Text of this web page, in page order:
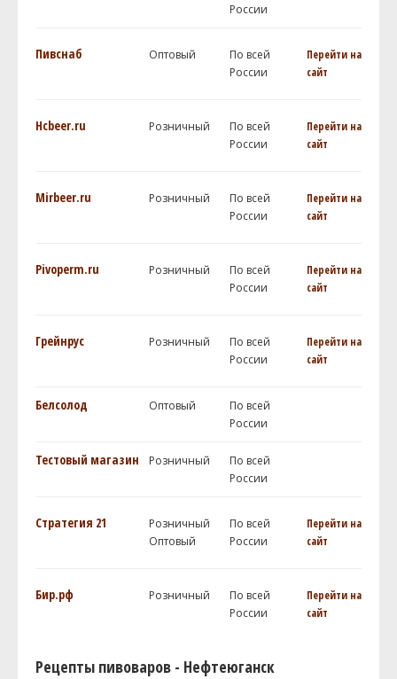
России
Пивснаб Оптовый
По всей
России
Перейти на
сайт
Hcbeer.ru Розничный
По всей
России
Перейти на
сайт
Mirbeer.ru Розничный
По всей
России
Перейти на
сайт
Pivoperm.ru Розничный
По всей
России
Перейти на
сайт
Грейнрус Розничный
По всей
России
Перейти на
сайт
Белсолод Оптовый
По всей
России
Тестовый магазин Розничный
По всей
России
Стратегия 21
Розничный
Оптовый
По всей
России
Перейти на
сайт
Бир.рф Розничный
По всей
России
Перейти на
сайт
Рецепты пивоваров - Нефтеюганск